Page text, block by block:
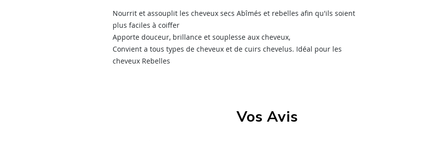
Nourrit et assouplit les cheveux secs Abîmés et rebelles afin qu'ils soient
plus faciles à coiffer
Apporte douceur, brillance et souplesse aux cheveux,
Convient a tous types de cheveux et de cuirs chevelus. Idéal pour les
cheveux Rebelles
Vos Avis